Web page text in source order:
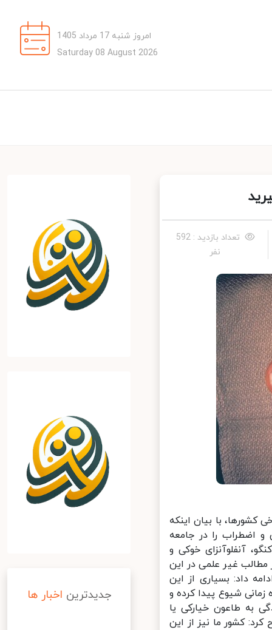
امروز شنبه 17 مرداد 1405
Saturday 08 August 2026
تعداد بازدید : 592
نفر
با بیان اینکه
اضطراب را در جامعه
آنفلوآنزای خوکی و
غیر علمی در این
داد: بسیاری از این
شیوع پیدا کرده و
به طاعون خیارکی یا
کشور ما نیز از این
جدیدترین اخبار ها